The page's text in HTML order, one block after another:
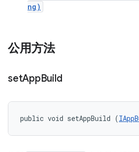
ng)
公用方法
setAppBuild
public void setAppBuild (